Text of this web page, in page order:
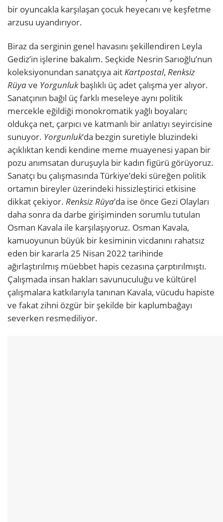
bir oyuncakla karşılaşan çocuk heyecanı ve keşfetme
arzusu uyandırıyor.
Biraz da serginin genel havasını şekillendiren Leyla
Gediz’in işlerine bakalım. Seçkide Nesrin Sarıoğlu’nun
koleksiyonundan sanatçıya aitKartpostal, Renksiz
Rüyave Yorgunlukbaşlıklı üç adet çalışma yer alıyor.
Sanatçının bağıl üç farklı meseleye aynı politik
mercekle eğildiği monokromatik yağlı boyaları;
oldukça net, çarpıcı ve katmanlı bir anlatıyı seyircisine
sunuyor. Yorgunluk’da bezgin suretiyle bluzindeki
açıklıktan kendi kendine meme muayenesi yapan bir
pozu anımsatan duruşuyla bir kadın figürü görüyoruz.
Sanatçı bu çalışmasında Türkiye’deki süreğen politik
ortamın bireyler üzerindeki hissizleştirici etkisine
dikkat çekiyor. Renksiz Rüya’da ise önce Gezi Olayları
daha sonra da darbe girişiminden sorumlu tutulan
Osman Kavala ile karşılaşıyoruz. Osman Kavala,
kamuoyunun büyük bir kesiminin vicdanını rahatsız
eden bir kararla 25 Nisan 2022 tarihinde
ağırlaştırılmış müebbet hapis cezasına çarptırılmıştı.
Çalışmada insan hakları savunuculuğu ve kültürel
çalışmalara katkılarıyla tanınan Kavala, vücudu hapiste
ve fakat zihni özgür bir şekilde bir kaplumbağayı
severken resmediliyor.